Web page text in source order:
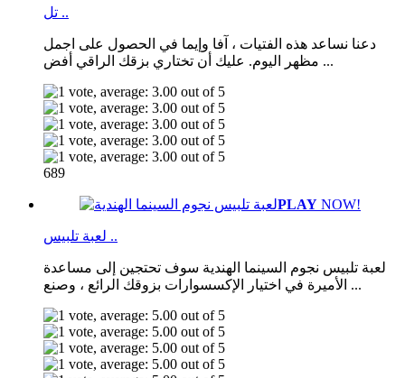
تل ..
دعنا نساعد هذه الفتيات ، آفا وإيما في الحصول على اجمل
مظهر اليوم. عليك أن تختاري بزقك الراقي أفض ...
689
PLAY NOW!
لعبة تلبيس ..
لعبة تلبيس نجوم السينما الهندية سوف تحتجين إلى مساعدة
الأميرة في اختيار الإكسسوارات بزوقك الرائع ، وصنع ...